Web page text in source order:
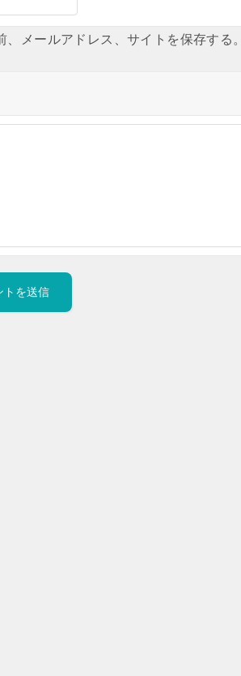
メールアドレス、サイトを保存する。